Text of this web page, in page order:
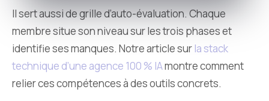
Il sert aussi de grille d’auto-évaluation. Chaque
membre situe son niveau sur les trois phases et
identifie ses manques. Notre article sur la stack
technique d’une agence 100 % IAmontre comment
relier ces compétences à des outils concrets.